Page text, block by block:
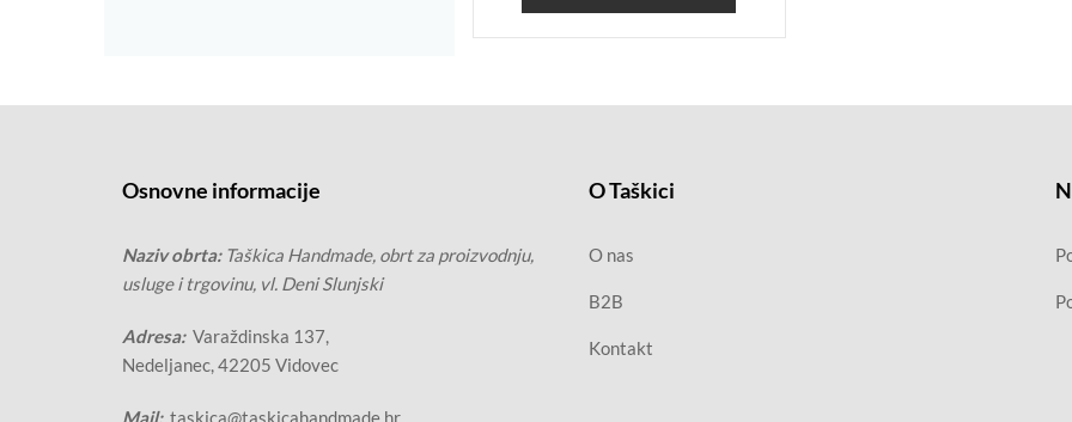
Osnovne informacije
Naziv obrta: Taškica Handmade, obrt za proizvodnju,
usluge i trgovinu, vl. Deni Slunjski
Adresa:Varaždinska 137,
Nedeljanec, 42205 Vidovec
Mail: taskica@taskicahandmade.hr
O Taškici
O nas
B2B
Kontakt